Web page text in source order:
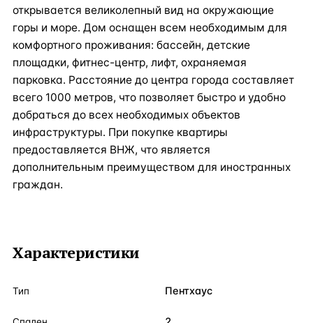
открывается великолепный вид на окружающие
горы и море. Дом оснащен всем необходимым для
комфортного проживания: бассейн, детские
площадки, фитнес-центр, лифт, охраняемая
парковка. Расстояние до центра города составляет
всего 1000 метров, что позволяет быстро и удобно
добраться до всех необходимых объектов
инфраструктуры. При покупке квартиры
предоставляется ВНЖ, что является
дополнительным преимуществом для иностранных
граждан.
Характеристики
Тип Пентхаус